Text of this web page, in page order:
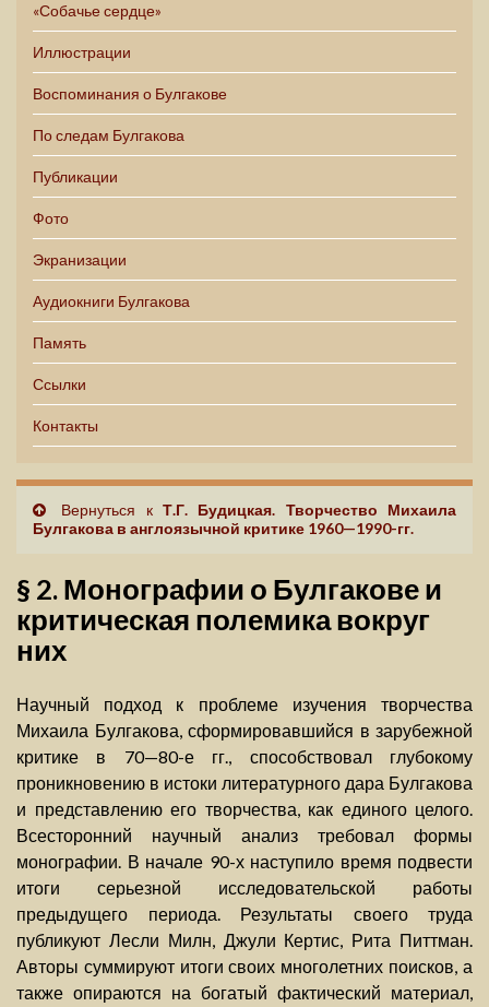
«Собачье сердце»
Иллюстрации
Воспоминания о Булгакове
По следам Булгакова
Публикации
Фото
Экранизации
Аудиокниги Булгакова
Память
Ссылки
Контакты
Вернуться к Т.Г. Будицкая. Творчество Михаила
Булгакова в англоязычной критике 1960—1990-гг.
§ 2. Монографии о Булгакове и
критическая полемика вокруг
них
Научный подход к проблеме изучения творчества
Михаила Булгакова, сформировавшийся в зарубежной
критике в 70—80-е гг., способствовал глубокому
проникновению в истоки литературного дара Булгакова
и представлению его творчества, как единого целого.
Всесторонний научный анализ требовал формы
монографии. В начале 90-х наступило время подвести
итоги серьезной исследовательской работы
предыдущего периода. Результаты своего труда
публикуют Лесли Милн, Джули Кертис, Рита Питтман.
Авторы суммируют итоги своих многолетних поисков, а
также опираются на богатый фактический материал,